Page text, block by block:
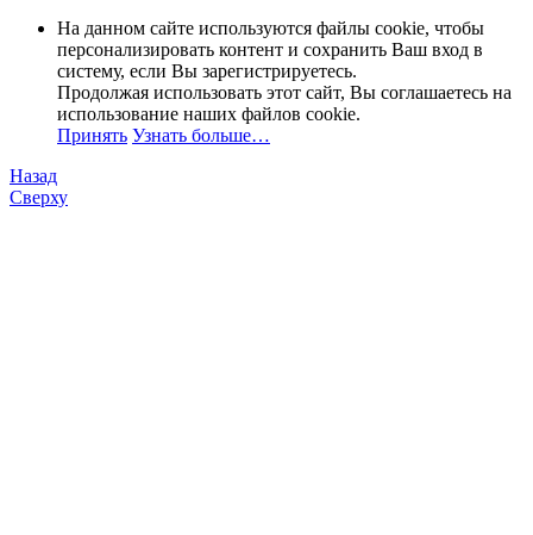
На данном сайте используются файлы cookie, чтобы
персонализировать контент и сохранить Ваш вход в
систему, если Вы зарегистрируетесь.
Продолжая использовать этот сайт, Вы соглашаетесь на
использование наших файлов cookie.
Принять Узнать больше…
Назад
Сверху